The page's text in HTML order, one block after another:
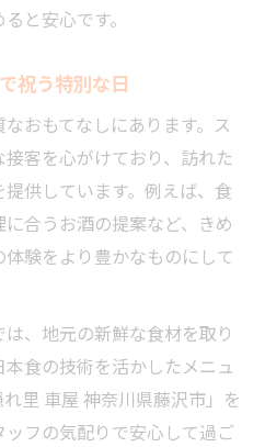
と安心です。
祝う特別な日
おもてなしにあります。ス
客を心がけており、訪れた
供しています。例えば、食
合うお酒の提案など、きめ
験をより豊かなものにして
、地元の新鮮な食材を取り
食の技術を活かしたメニュ
里 車屋 神奈川県藤沢市」を
フの気配りで安心して過ご